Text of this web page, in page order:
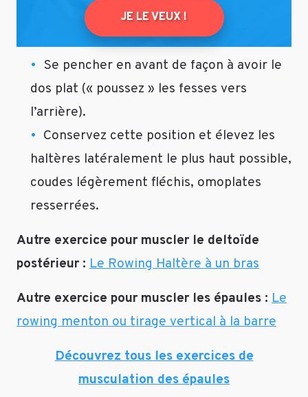
JE LE VEUX !
Se pencher en avant de façon à avoir le
dos plat (« poussez » les fesses vers
l’arrière).
Conservez cette position et élevez les
haltères latéralement le plus haut possible,
coudes légèrement fléchis, omoplates
resserrées.
Autre exercice pour muscler le deltoïde
postérieur : Le Rowing Haltère à un bras
Autre exercice pour muscler les épaules : Le
rowing menton ou tirage vertical à la barre
Découvrez tous les exercices de
musculation des épaules